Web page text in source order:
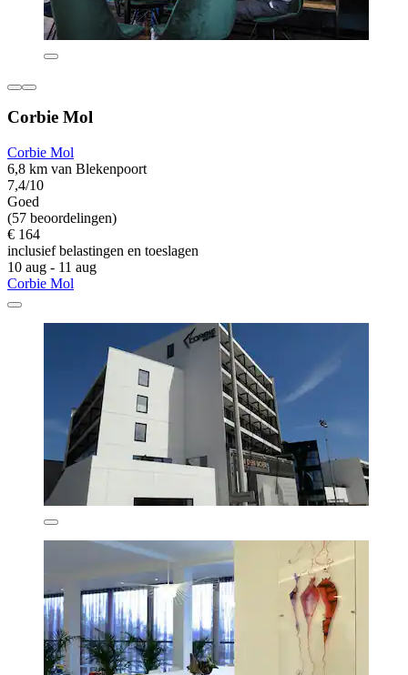
Corbie Mol
Corbie Mol
6,8 km van Blekenpoort
7,4/10
Goed
(57 beoordelingen)
€ 164
inclusief belastingen en toeslagen
10 aug - 11 aug
Corbie Mol